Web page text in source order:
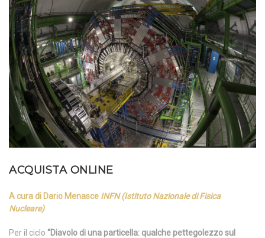
ACQUISTA ONLINE
A cura di Dario Menasce INFN (Istituto Nazionale di Fisica
Nucleare)
Per il ciclo “Diavolo di una particella: qualche pettegolezzo sul